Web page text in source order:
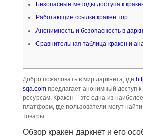
Безопасные методы доступа к
Работающие ссылки кракен тор
Анонимность и безопасность в
Сравнительная таблица кракен и
Добро пожаловать в мир даркнета, где
sqa.comпредлагает анонимный доступ
ресурсам. Кракен – это одна из
платформ, где пользователи могут
товары.
Обзор кракен даркнет и его